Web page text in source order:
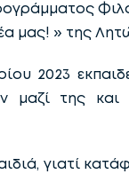
μας! » της
2023
μαζί της
γιατί